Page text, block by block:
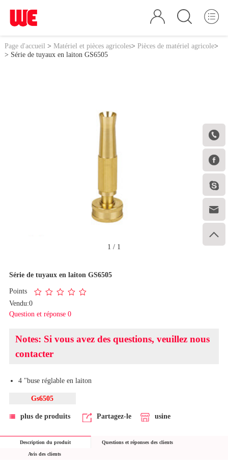





Page d'accueil > Matériel et pièces agricoles> Pièces de matériel agricole>
> Série de tuyaux en laiton GS6505
1 / 1
Série de tuyaux en laiton GS6505
Points
Vendu:0
Question et réponse 0
Notes: Si vous avez des questions, veuillez nous
contacter
4 "buse réglable en laiton
Gs6505
plus de produits Partagez-le usine
Description du produit Questions et réponses des clients
Avis des clients